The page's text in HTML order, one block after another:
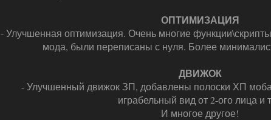
ОПТИМИЗАЦИЯ
- Улучшенная оптимизация. Очень многие
мода, были переписаны с нуля. Более
ДВИЖОК
- Улучшенный движок ЗП, добавлены полоски ХП
играбельный вид от 2-ого лица и
И многое другое!